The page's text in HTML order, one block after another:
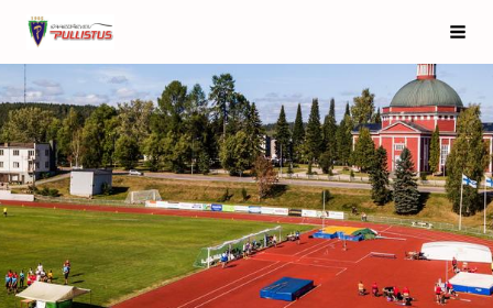
Siirry
sivun
sisältöön
Saarijärven Pullistus